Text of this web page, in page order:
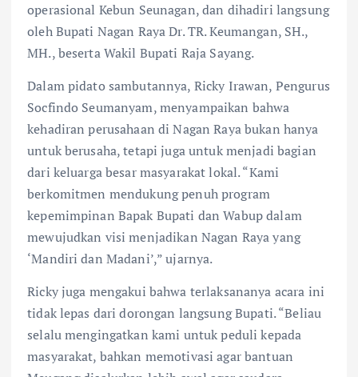
operasional Kebun Seunagan, dan dihadiri langsung
oleh Bupati Nagan Raya Dr. TR. Keumangan, SH.,
MH., beserta Wakil Bupati Raja Sayang.
Dalam pidato sambutannya, Ricky Irawan, Pengurus
Socfindo Seumanyam, menyampaikan bahwa
kehadiran perusahaan di Nagan Raya bukan hanya
untuk berusaha, tetapi juga untuk menjadi bagian
dari keluarga besar masyarakat lokal. “Kami
berkomitmen mendukung penuh program
kepemimpinan Bapak Bupati dan Wabup dalam
mewujudkan visi menjadikan Nagan Raya yang
‘Mandiri dan Madani’,” ujarnya.
Ricky juga mengakui bahwa terlaksananya acara ini
tidak lepas dari dorongan langsung Bupati. “Beliau
selalu mengingatkan kami untuk peduli kepada
masyarakat, bahkan memotivasi agar bantuan